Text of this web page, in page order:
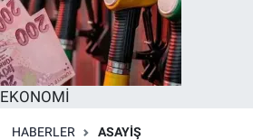
EKONOMİ
HABERLER ASAYİŞ
EĞİTİM
MAGAZİN
ÖZEL HABER